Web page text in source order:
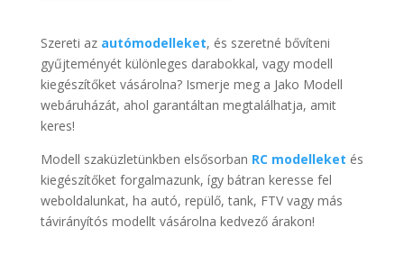
Szereti az autómodelleket, és szeretné bővíteni
gyűjteményét különleges darabokkal, vagy modell
kiegészítőket vásárolna? Ismerje meg a Jako Modell
webáruházát, ahol garantáltan megtalálhatja, amit
keres!
Modell szaküzletünkben elsősorban RC modelleket és
kiegészítőket forgalmazunk, így bátran keresse fel
weboldalunkat, ha autó, repülő, tank, FTV vagy más
távirányítós modellt vásárolna kedvező árakon!